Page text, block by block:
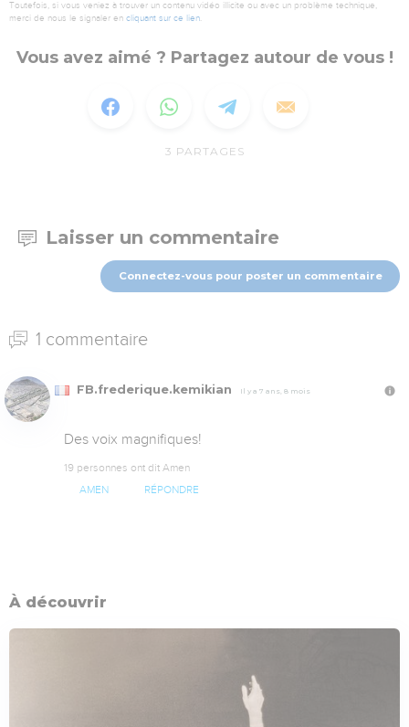
Toutefois, si vous veniez à trouver un contenu vidéo illicite ou avec un problème technique,
merci de nous le signaler en cliquant sur ce lien.
Vous avez aimé ? Partagez autour de vous !
3 PARTAGES
Laisser un commentaire
Connectez-vous pour poster un commentaire
1 commentaire
FB.frederique.kemikian Il y a 7 ans, 8 mois
Des voix magnifiques!
19 personnes ont dit Amen
AMEN RÉPONDRE
À découvrir